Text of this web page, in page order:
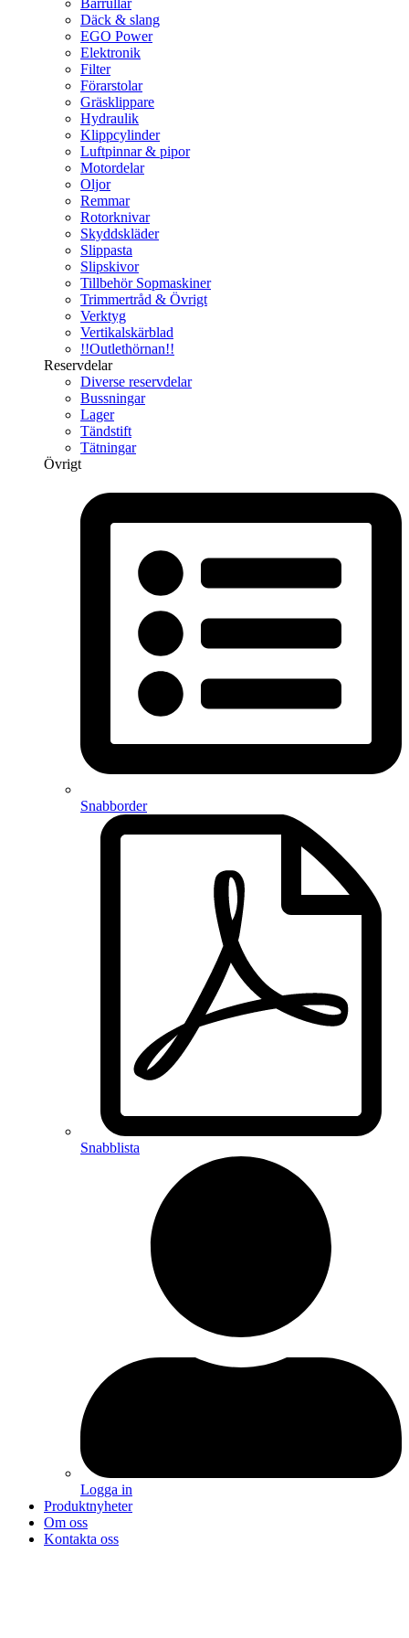
Bärrullar
Däck & slang
EGO Power
Elektronik
Filter
Förarstolar
Gräsklippare
Hydraulik
Klippcylinder
Luftpinnar & pipor
Motordelar
Oljor
Remmar
Rotorknivar
Skyddskläder
Slippasta
Slipskivor
Tillbehör Sopmaskiner
Trimmertråd & Övrigt
Verktyg
Vertikalskärblad
!!Outlethörnan!!
Reservdelar
Diverse reservdelar
Bussningar
Lager
Tändstift
Tätningar
Övrigt
Snabborder
Snabblista
Logga in
Produktnyheter
Om oss
Kontakta oss